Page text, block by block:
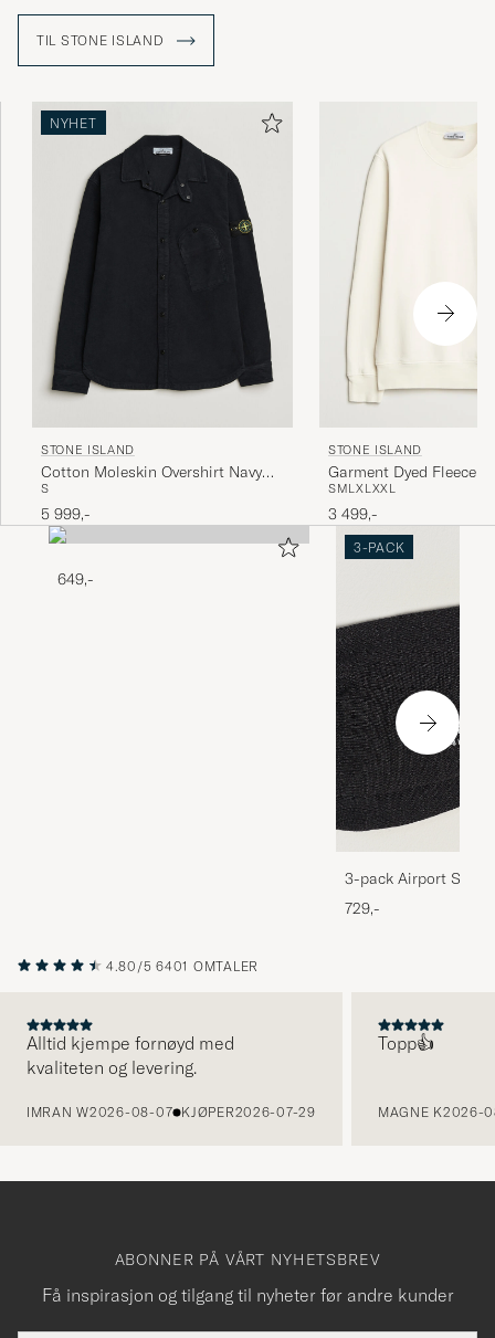
TIL STONE ISLAND
NYHET
STONE ISLAND
Cotton Moleskin Overshirt Navy
Blue
S
5 999,-
STONE ISLAND
Garment Dyed Fleece
Ivory
SMLXLXXL
3 499,-
649,-
3-PACK
3-pack Airport
Melange
729,-
4.80/5 6401 OMTALER
Alltid kjempe fornøyd med
kvaliteten og levering.
IMRAN W2026-08-07 KJØPER2026-07-29
Topp👍
MAGNE K2026-
ABONNER PÅ VÅRT NYHETSBREV
Få inspirasjon og tilgang til nyheter før andre kunder